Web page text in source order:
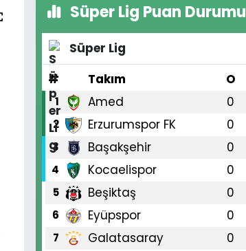
Süper Lig Puan Durumu
Süper Lig
#
Takım O
1 Amed 0
2 Erzurumspor FK 0
3 Başakşehir 0
4 Kocaelispor 0
5 Beşiktaş 0
6 Eyüpspor 0
7 Galatasaray 0